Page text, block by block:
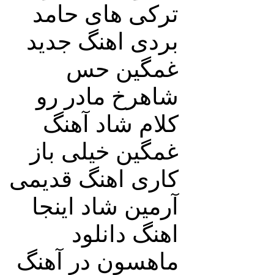
ترکی های حامد
بردی اهنگ جدید
غمگین حس
شاهرخ مادر رو
کلام شاد آهنگ
غمگین خیلی باز
کاری اهنگ قدیمی
آرمین شاد اینجا
اهنگ دانلود
ماهسون در آهنگ